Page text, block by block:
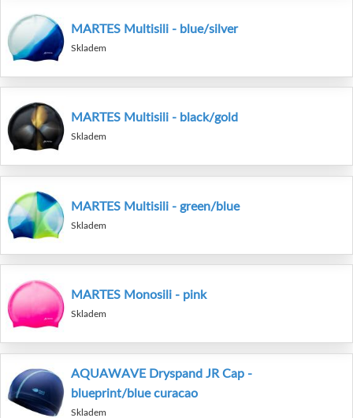
MARTES Multisili - blue/silver
Skladem
MARTES Multisili - black/gold
Skladem
MARTES Multisili - green/blue
Skladem
MARTES Monosili - pink
Skladem
AQUAWAVE Dryspand JR Cap -
blueprint/blue curacao
Skladem